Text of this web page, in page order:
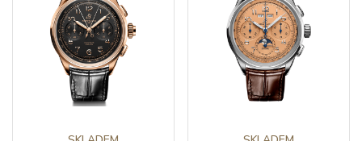
Doplňující údaje
Váha (g)